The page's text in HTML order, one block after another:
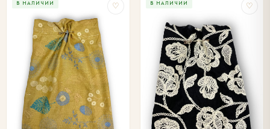
В НАЛИЧИИ ♡ В НАЛИЧИИ ♡